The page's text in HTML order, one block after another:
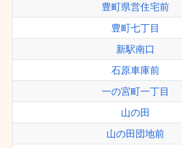
豊町県営住宅前
豊町七丁目
新駅南口
石原車庫前
一の宮町一丁目
山の田
山の田団地前